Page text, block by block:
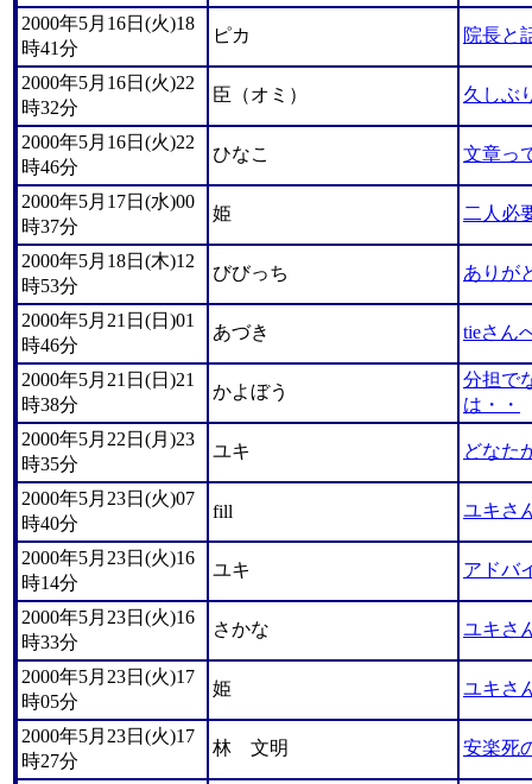
2000年5月16日(火)18
時41分
ピカ 院長と
2000年5月16日(火)22
時32分
臣（オミ） 久しぶ
2000年5月16日(火)22
時46分
ひなこ 文章っ
2000年5月17日(水)00
時37分
姫 二人必
2000年5月18日(木)12
時53分
びびっち ありが
2000年5月21日(日)01
時46分
あづき tieさん
2000年5月21日(日)21
時38分
かよぼう
分担で
は・・
2000年5月22日(月)23
時35分
ユキ どなた
2000年5月23日(火)07
時40分
fill ユキさ
2000年5月23日(火)16
時14分
ユキ アドバ
2000年5月23日(火)16
時33分
さかな ユキさ
2000年5月23日(火)17
時05分
姫 ユキさ
2000年5月23日(火)17
時27分
林 文明 安楽死